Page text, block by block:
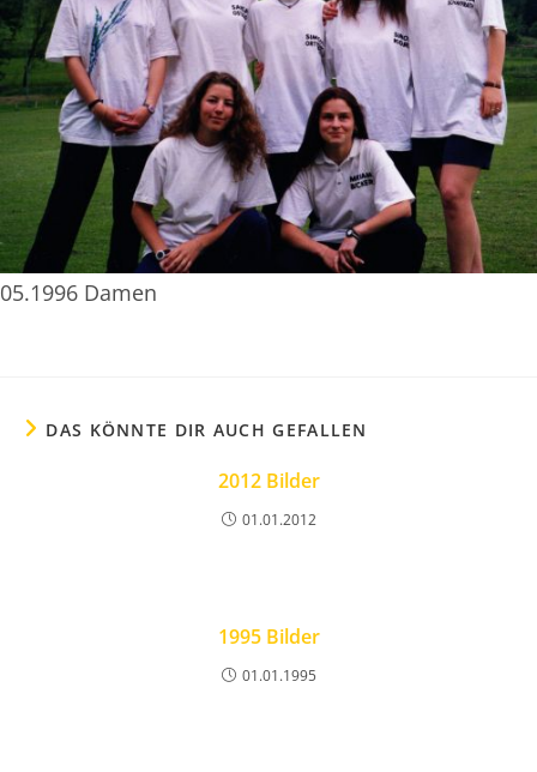
05.1996 Damen
DAS KÖNNTE DIR AUCH GEFALLEN
2012 Bilder
01.01.2012
1995 Bilder
01.01.1995